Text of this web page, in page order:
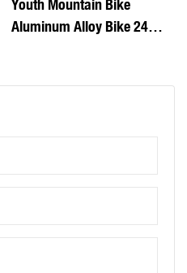
Youth Mountain Bike
Aluminum Alloy Bike 24